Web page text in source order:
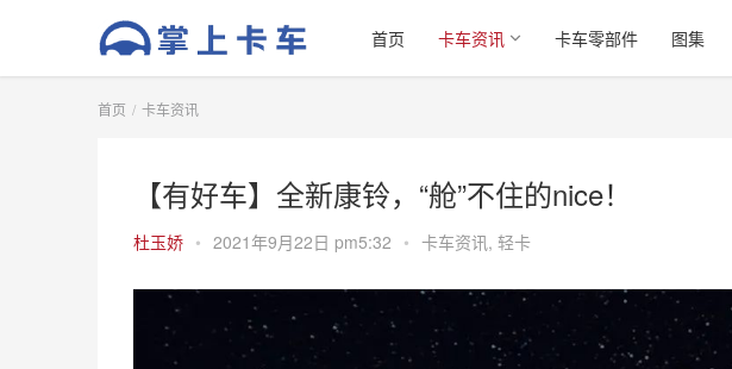
首页 卡车资讯 卡车零部件 图集
首页 卡车资讯
【有好车】全新康铃，“舱”不住的nice！
杜玉娇 • 2021年9月22日 pm5:32 • 卡车资讯, 轻卡